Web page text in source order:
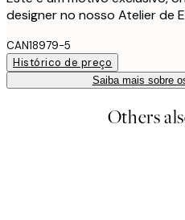
designer no nosso Atelier de
CAN18979-5
Histórico de preço
Saiba mais sobre
Others